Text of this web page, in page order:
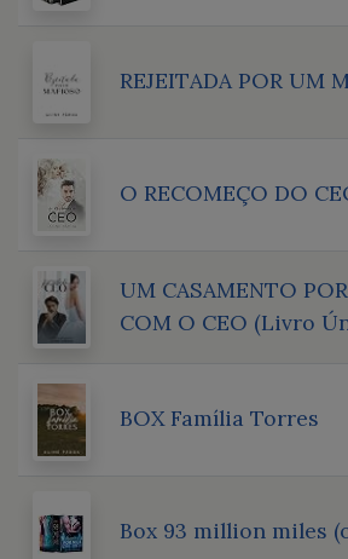
REJEITADA POR UM
O RECOMEÇO DO
UM CASAMENTO
COM O CEO (Livro
BOX Família Torres
Box 93 million miles